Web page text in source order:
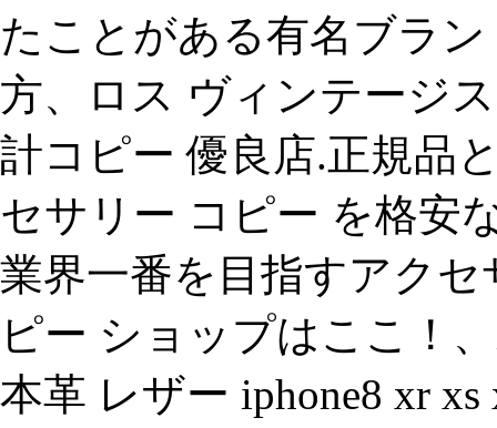
たことがある有名ブラ
方、ロス ヴィンテージ
計コピー 優良店.正規品
セサリー コピー を格安
業界一番を目指すアク
ピー ショップはここ！
本革 レザー iphone8 xr xs